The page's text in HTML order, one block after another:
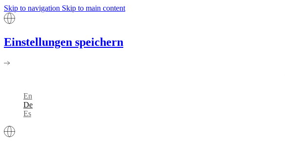
Skip to navigation Skip to main content
Einstellungen speichern
En
De
Es